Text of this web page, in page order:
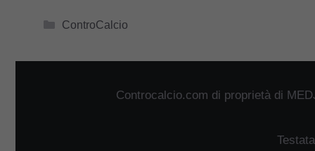
Categorie
ControCalcio
Controcalcio.com di proprietà di